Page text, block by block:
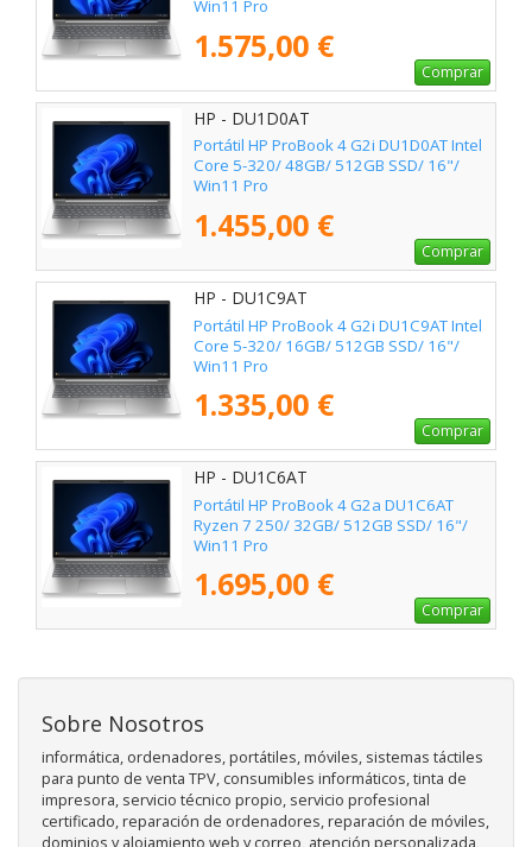
Win11 Pro
1.575,00 €
Comprar
HP - DU1D0AT
Portátil HP ProBook 4 G2i DU1D0AT Intel
Core 5-320/ 48GB/ 512GB SSD/ 16"/
Win11 Pro
1.455,00 €
Comprar
HP - DU1C9AT
Portátil HP ProBook 4 G2i DU1C9AT Intel
Core 5-320/ 16GB/ 512GB SSD/ 16"/
Win11 Pro
1.335,00 €
Comprar
HP - DU1C6AT
Portátil HP ProBook 4 G2a DU1C6AT
Ryzen 7 250/ 32GB/ 512GB SSD/ 16"/
Win11 Pro
1.695,00 €
Comprar
Sobre Nosotros
informática, ordenadores, portátiles, móviles, sistemas táctiles
para punto de venta TPV, consumibles informáticos, tinta de
impresora, servicio técnico propio, servicio profesional
certificado, reparación de ordenadores, reparación de móviles,